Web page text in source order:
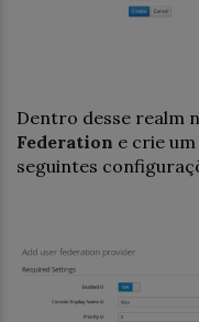
Dentro desse realm
Federation e crie
seguintes